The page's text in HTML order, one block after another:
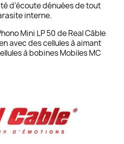
d’écoute dénuées de tout
interne.
Mini LP 50 de Real Câble
avec des cellules à aimant
à bobines Mobiles MC